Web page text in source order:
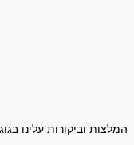
המלצות וביקורות עלינו